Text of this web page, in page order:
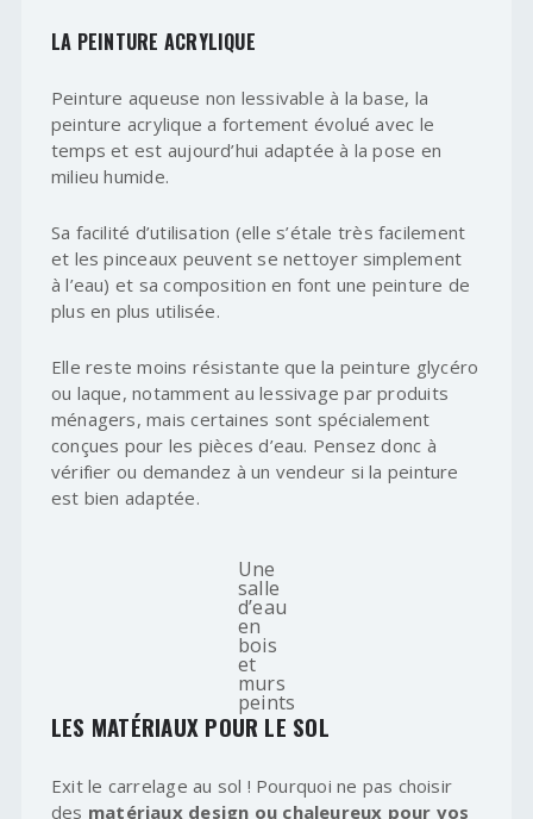
LA PEINTURE ACRYLIQUE
Peinture aqueuse non lessivable à la base, la
peinture acrylique a fortement évolué avec le
temps et est aujourd’hui adaptée à la pose en
milieu humide.
Sa facilité d’utilisation (elle s’étale très facilement
et les pinceaux peuvent se nettoyer simplement
à l’eau) et sa composition en font une peinture de
plus en plus utilisée.
Elle reste moins résistante que la peinture glycéro
ou laque, notamment au lessivage par produits
ménagers, mais certaines sont spécialement
conçues pour les pièces d’eau. Pensez donc à
vérifier ou demandez à un vendeur si la peinture
est bien adaptée.
Une
salle
d’eau
en
bois
et
murs
peints
LES MATÉRIAUX POUR LE SOL
Exit le carrelage au sol ! Pourquoi ne pas choisir
des matériaux design ou chaleureux pour vos